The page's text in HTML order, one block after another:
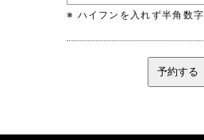
※ ハイフンを入れず半角数字